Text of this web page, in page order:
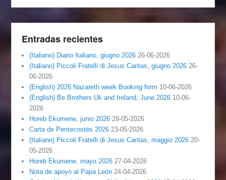
Entradas recientes
(Italiano) Diario Italiano, giugno 2026 26-06-2026
(Italiano) Piccoli Fratelli di Jesus Caritas, giugno 2026 26-
06-2026
(English) 2026 Nazareth week Booking form 10-06-2026
(English) Be Brothers Uk and Ireland, June 2026 10-06-
2026
Horeb Ekumene, junio 2026 29-05-2026
Carta de Pentecostés 2026 23-05-2026
(Italiano) Piccoli Fratelli di Jesus Caritas, maggio 2026 20-
05-2026
Horeb Ekumene, mayo 2026 27-04-2026
Nota de apoyo al Papa León 24-04-2026